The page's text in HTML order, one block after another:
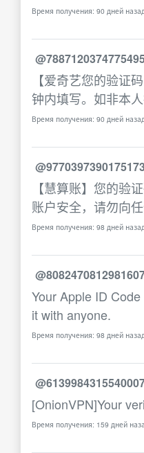
Время получения: 90 дней
【爱奇艺您的验证
钟内填写。如非本
Время получения: 90 дней
【慧算账】您的验
账户安全，请勿向
Время получения: 98 дней
Your Apple ID
it with anyone.
Время получения: 98 дней
[OnionVPN]Your
Время получения: 159 дней